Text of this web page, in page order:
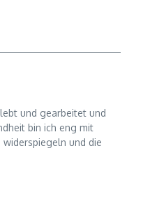
und gearbeitet und
bin ich eng mit
und die